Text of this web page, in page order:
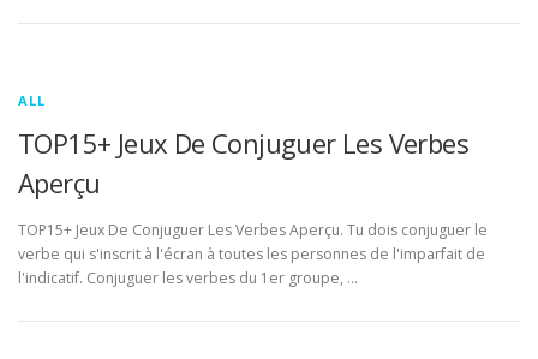
ALL
TOP15+ Jeux De Conjuguer Les Verbes
Aperçu
TOP15+ Jeux De Conjuguer Les Verbes Aperçu. Tu dois conjuguer le
verbe qui s'inscrit à l'écran à toutes les personnes de l'imparfait de
l'indicatif. Conjuguer les verbes du 1er groupe, …